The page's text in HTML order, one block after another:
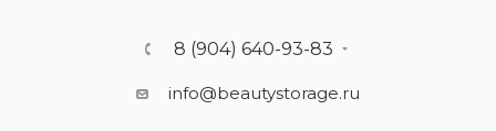
8 (904) 640-93-83
info@beautystorage.ru